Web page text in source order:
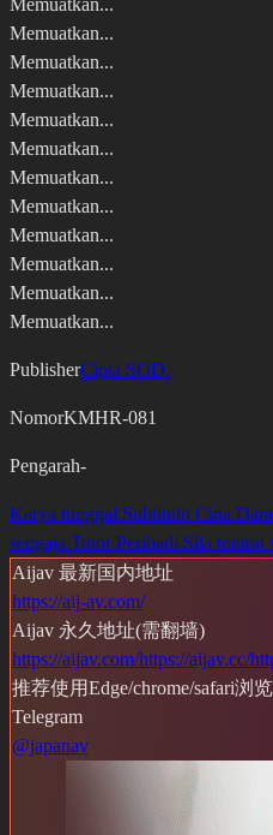
Memuatkan...
Memuatkan...
Memuatkan...
Memuatkan...
Memuatkan...
Memuatkan...
Memuatkan...
Memuatkan...
Memuatkan...
Memuatkan...
Memuatkan...
PublisherCipta SOD.
NomorKMHR-081
Pengarah-
Karya tunggal.Subtitulo Cina.
sengaja.Tutor Peribadi.Sila tonton
Aijav 最新国内地址
https://aij-av.com/
Aijav 永久地址(需翻墙)
https://aijav.com/https://aijav.cc/
推荐使用Edge/chrome/safari浏
Telegram
@japanav